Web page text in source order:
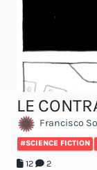
LE
Francisco
#SCIENCE FICTION
12 2